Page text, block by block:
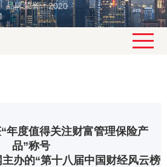
· 品牌荣誉 · 2020 ·
得关注财富管理保险产品”称号
年度值得关注财富管理保险产
品”称号
办的“第十八届中国财经风云榜